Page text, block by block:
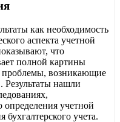
как необходимость
аспекта учетной
что
полной картины
проблемы, возникающие
Результаты нашли
учетной
учета.